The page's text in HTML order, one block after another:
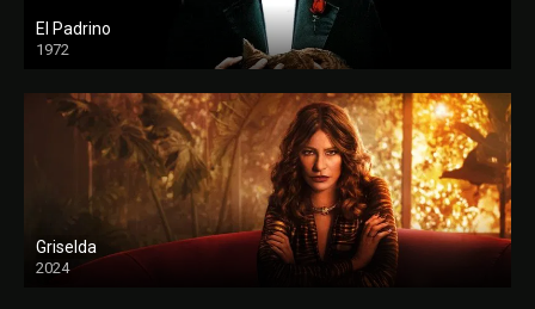
El Padrino
1972
FULL HD
Griselda
2024